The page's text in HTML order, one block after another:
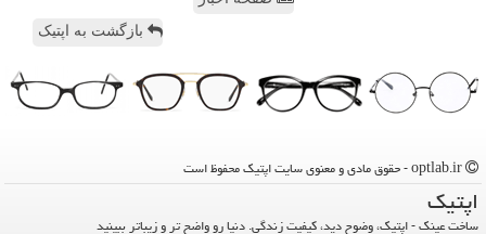
بازگشت به اپتیک
اپتیك
ساخت عینک - اپتیک، وضوح دید، کیفیت زندگی. دنیا رو واضح تر و زیباتر ببینید